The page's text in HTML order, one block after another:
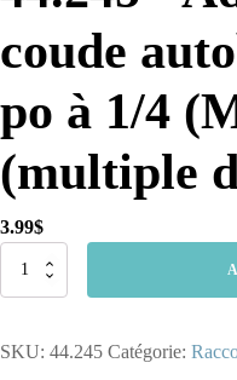
coude
po à 1/4
(multiple
3.99$
quantité
Adaptateur
SKU: 44.245 Catégorie: